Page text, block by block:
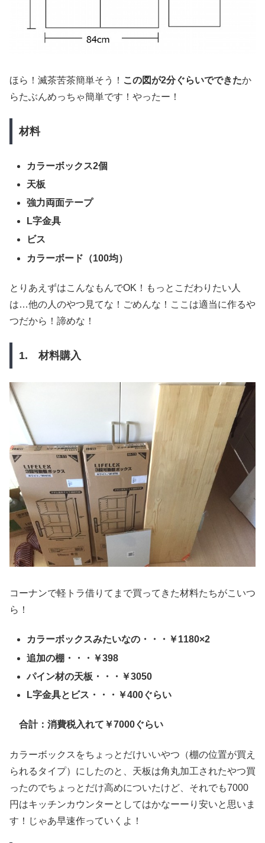
ほら！滅茶苦茶簡単そう！ この図が2分ぐらいでできたか
らたぶんめっちゃ簡単です！やったー！
材料
カラーボックス2個
天板
強力両面テープ
L字金具
ビス
カラーボード（100均）
とりあえずはこんなもんでOK！もっとこだわりたい人
は…他の人のやつ見てな！ごめんな！ここは適当に作るや
つだから！諦めな！
1. 材料購入
コーナンで軽トラ借りてまで買ってきた材料たちがこいつ
ら！
カラーボックスみたいなの・・・￥1180×2
追加の棚・・・￥398
パイン材の天板・・・￥3050
L字金具とビス・・・￥400ぐらい
合計：消費税入れて￥7000ぐらい
カラーボックスをちょっとだけいいやつ（棚の位置が買え
られるタイプ）にしたのと、天板は角丸加工されたやつ買
ったのでちょっとだけ高めについたけど、それでも7000
円はキッチンカウンターとしてはかなーーり安いと思いま
す！じゃあ早速作っていくよ！